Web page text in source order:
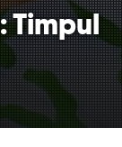
Timpul